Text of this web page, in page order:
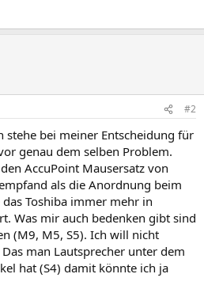
#2
stehe bei meiner Entscheidung für
genau dem selben Problem.
AccuPoint Mausersatz von
als die Anordnung beim
Toshiba immer mehr in
Was mir auch bedenken gibt sind
(M9, M5, S5). Ich will nicht
man Lautsprecher unter dem
hat (S4) damit könnte ich ja